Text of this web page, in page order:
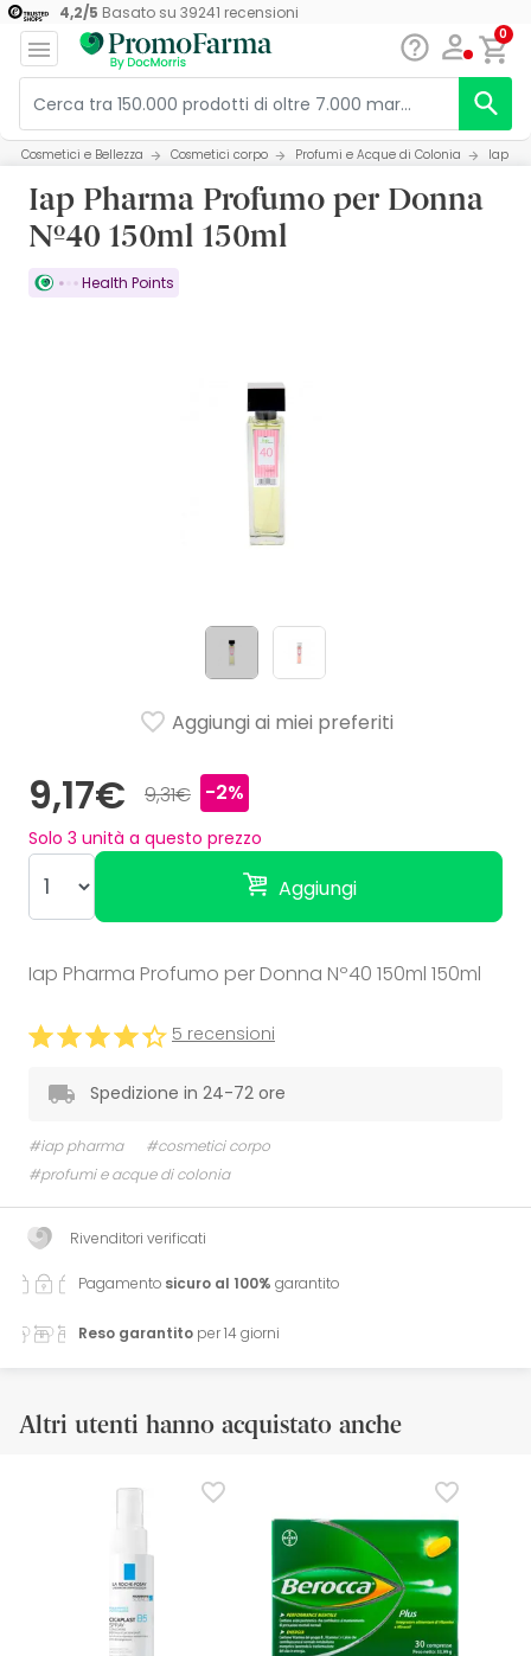
4,2/5 Basato su 39241 recensioni
0
Cosmetici e Bellezza Cosmetici corpo Profumi e Acque di Colonia Iap
Iap Pharma Profumo per Donna
Nº40 150ml 150ml
Health Points
9,17€ 9,31€ -2%
Solo 3 unità a questo prezzo
Aggiungi
Aggiungi ai miei preferiti
Iap Pharma Profumo per Donna Nº40 150ml 150ml
5 recensioni
Spedizione in 24-72 ore
#iap pharma
#cosmetici corpo
#profumi e acque di colonia
Rivenditori verificati
Pagamento sicuro al 100% garantito
Reso garantito per 14 giorni
Altri utenti hanno acquistato anche